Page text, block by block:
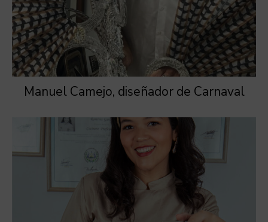
Manuel Camejo, diseñador de Carnaval